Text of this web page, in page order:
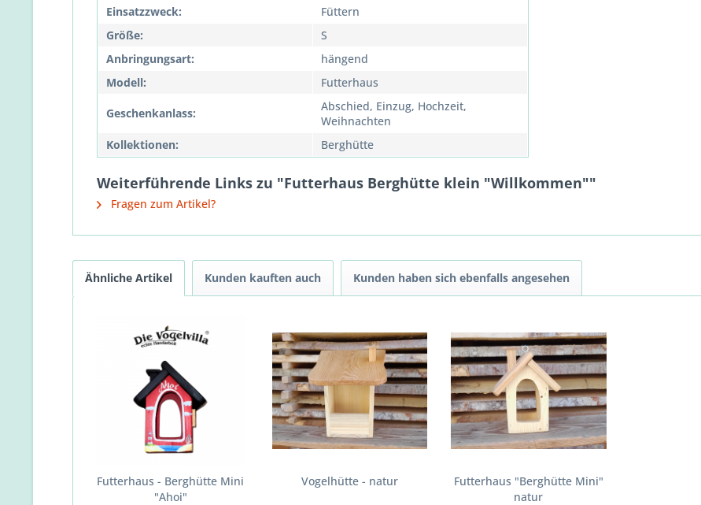
Einsatzzweck:
Füttern
Größe:
S
Anbringungsart:
hängend
Modell:
Futterhaus
Geschenkanlass:
Abschied, Einzug, Hochzeit,
Weihnachten
Kollektionen:
Berghütte
Weiterführende Links zu "Futterhaus Berghütte klein "Willkommen""
Fragen zum Artikel?
Ähnliche Artikel Kunden kauften auch Kunden haben sich ebenfalls angesehen
Futterhaus - Berghütte Mini
"Ahoi"
Vogelhütte - natur
Futterhaus "Berghütte Mini"
natur